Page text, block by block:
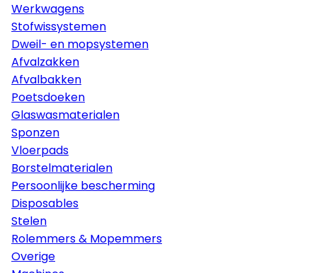
Werkwagens
Stofwissystemen
Dweil- en mopsystemen
Afvalzakken
Afvalbakken
Poetsdoeken
Glaswasmaterialen
Sponzen
Vloerpads
Borstelmaterialen
Persoonlijke bescherming
Disposables
Stelen
Rolemmers & Mopemmers
Overige